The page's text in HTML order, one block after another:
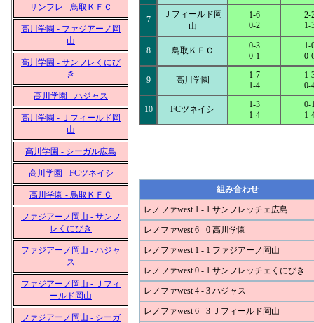
サンフレ - 鳥取ＫＦＣ
高川学園 - ファジアーノ岡
山
高川学園 - サンフレくにび
き
高川学園 - ハジャス
高川学園 - Ｊフィールド岡
山
高川学園 - シーガル広島
高川学園 - FCツネイシ
高川学園 - 鳥取ＫＦＣ
ファジアーノ岡山 - サンフ
レくにびき
ファジアーノ岡山 - ハジャ
ス
ファジアーノ岡山 - Ｊフィ
ールド岡山
ファジアーノ岡山 - シーガ
7
Ｊフィールド岡
山
1-6
0-2
2-
1-
8 鳥取ＫＦＣ
0-3
0-1
1-
0-
9 高川学園
1-7
1-4
1-
0-
10 FCツネイシ
1-3
1-4
0-
1-
組み合わせ
レノファwest 1 - 1 サンフレッチェ広島
レノファwest 6 - 0 高川学園
レノファwest 1 - 1 ファジアーノ岡山
レノファwest 0 - 1 サンフレッチェくにびき
レノファwest 4 - 3 ハジャス
レノファwest 6 - 3 Ｊフィールド岡山